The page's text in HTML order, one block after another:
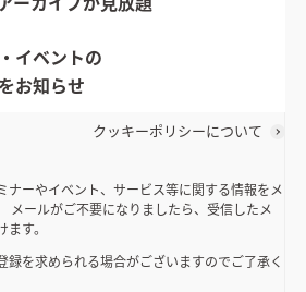
イベントの
お知らせ
クッキーポリシーについて
ナーやイベント、サービス等に関する情報をメ
メールがご不要になりましたら、受信したメ
す。
録を求められる場合がございますのでご了承く